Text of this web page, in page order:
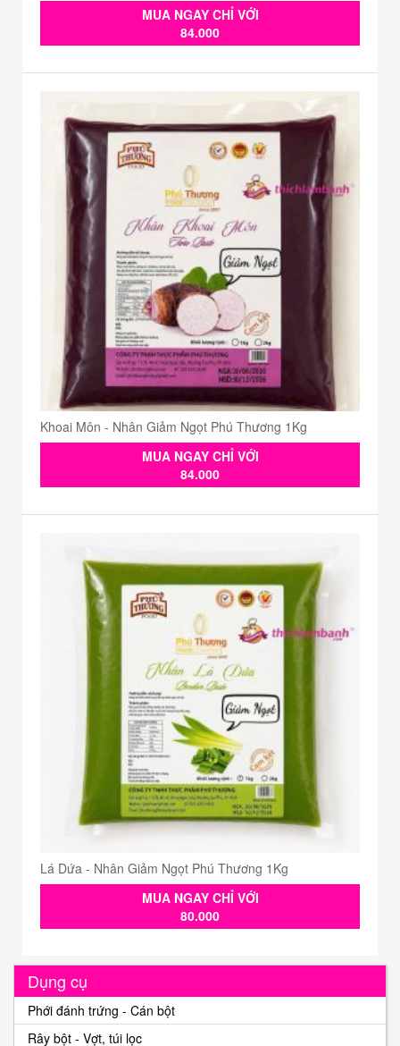
MUA NGAY CHỈ VỚI
84.000
Khoai Môn - Nhân Giảm Ngọt Phú Thương 1Kg
MUA NGAY CHỈ VỚI
84.000
Lá Dứa - Nhân Giảm Ngọt Phú Thương 1Kg
MUA NGAY CHỈ VỚI
80.000
Dụng cụ
Phới đánh trứng - Cán bột
Rây bột - Vợt, túi lọc